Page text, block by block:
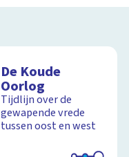
De Koude
Oorlog
Tijdlijn over de
gewapende vrede
tussen oost en west